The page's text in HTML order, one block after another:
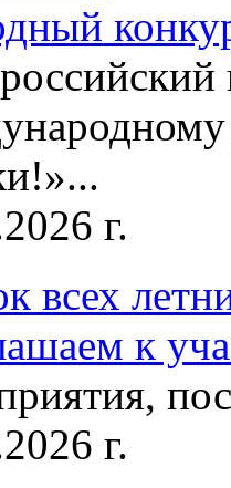
г.
всех
к
г.